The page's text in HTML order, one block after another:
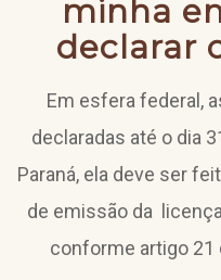
minha
declarar
Em esfera federal,
declaradas até o dia
Paraná, ela deve ser
de emissão da
conforme artigo 21